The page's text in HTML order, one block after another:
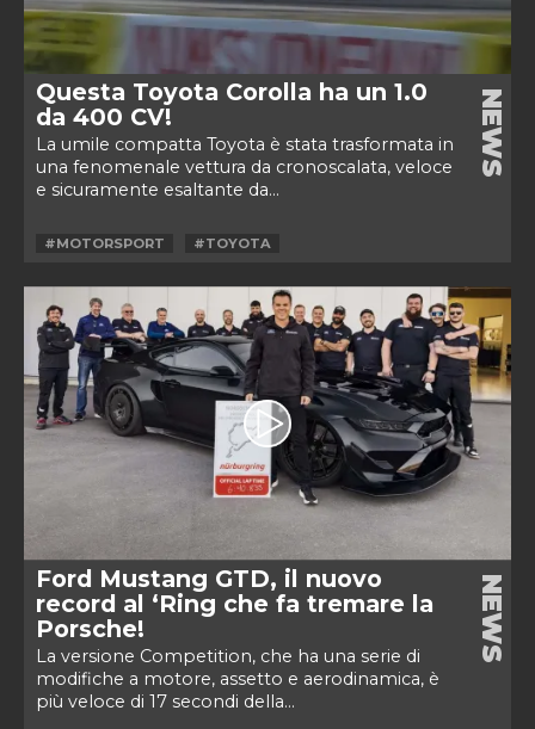
Questa Toyota Corolla ha un 1.0
da 400 CV!
La umile compatta Toyota è stata trasformata in
una fenomenale vettura da cronoscalata, veloce
e sicuramente esaltante da...
NEWS
#MOTORSPORT #TOYOTA
Ford Mustang GTD, il nuovo
record al ‘Ring che fa tremare la
Porsche!
La versione Competition, che ha una serie di
modifiche a motore, assetto e aerodinamica, è
più veloce di 17 secondi della...
NEWS